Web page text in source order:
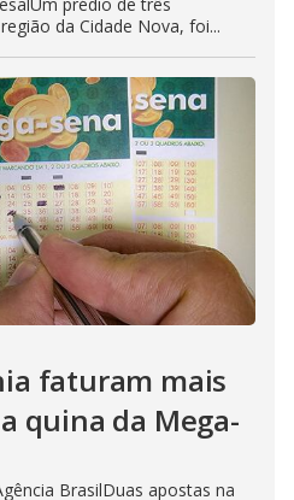
da Cidade Nova, foi...
faturam mais
quina da Mega-
BrasilDuas apostas na